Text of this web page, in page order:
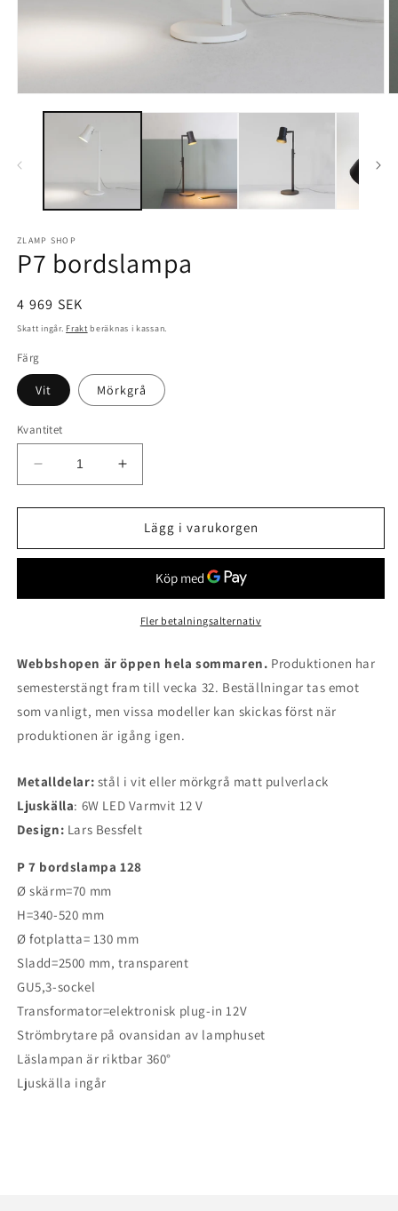
mediet
ZLAMP SHOP
P7 bordslampa
Ordinarie
pris
4 969 SEK
Skatt ingår. Frakt beräknas i kassan.
Färg
Vit Mörkgrå
Kvantitet
Minska
kvantitet
för
bordslampa
Öka
kvantitet
för
bordslampa
Lägg i varukorgen
Fler betalningsalternativ
Webbshopen är öppen hela sommaren. Produktionen har
semesterstängt fram till vecka 32. Beställningar tas emot
som vanligt, men vissa modeller kan skickas först när
produktionen är igång igen.
Metalldelar: stål i vit eller mörkgrå matt pulverlack
Ljuskälla: 6W LED Varmvit 12 V
Design: Lars Bessfelt
P 7 bordslampa 128
Ø skärm=70 mm
H=340-520 mm
Ø fotplatta= 130 mm
Sladd=2500 mm, transparent
GU5,3-sockel
Transformator=elektronisk plug-in 12V
Strömbrytare på ovansidan av lamphuset
Läslampan är riktbar 360°
Ljuskälla ingår